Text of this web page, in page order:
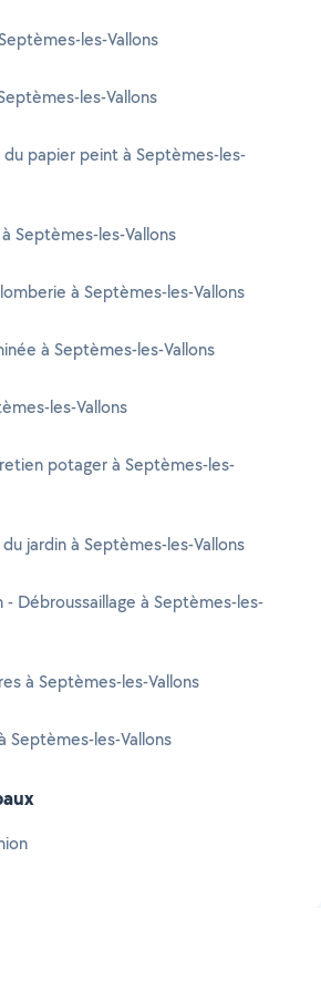
les-Vallons
les-Vallons
du papier peint à Septèmes-les-
Septèmes-les-Vallons
à Septèmes-les-Vallons
à Septèmes-les-Vallons
les-Vallons
potager à Septèmes-les-
jardin à Septèmes-les-Vallons
- Débroussaillage à Septèmes-les-
à Septèmes-les-Vallons
Septèmes-les-Vallons